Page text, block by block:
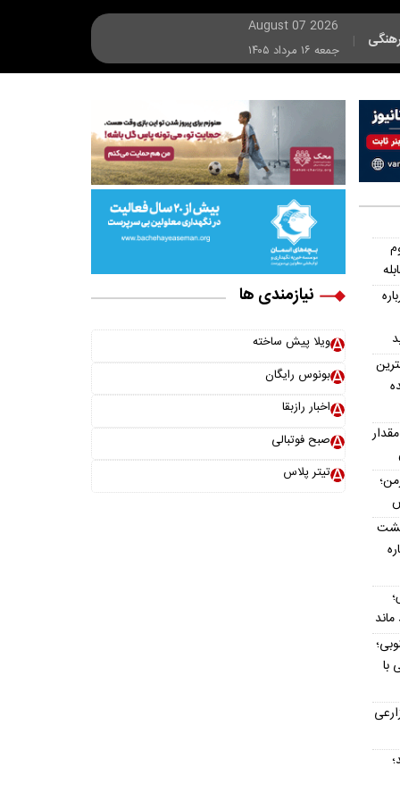
|
August 07 2026
جمعه ۱۶ مرداد ۱۴۰۵
پشت
با
نیازمندی ها
ویلا پیش ساخته
بونوس رایگان
اخبار رازبقا
صبح فوتبالی
تیتر پلاس